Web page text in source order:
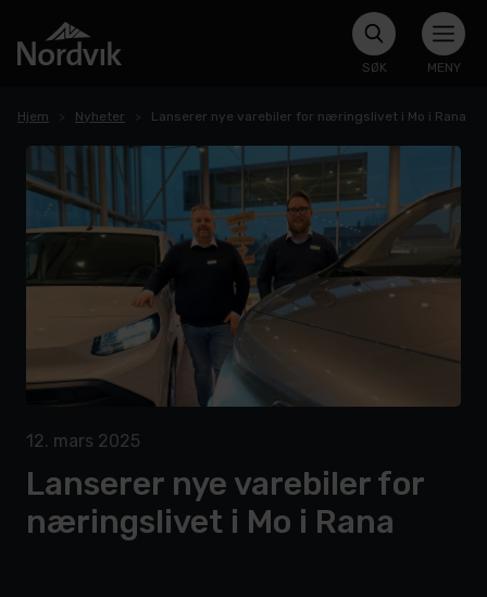
SØK MENY
Hjem Nyheter Lanserer nye varebiler for næringslivet i Mo i Rana
12. mars 2025
Lanserer nye varebiler for
næringslivet i Mo i Rana